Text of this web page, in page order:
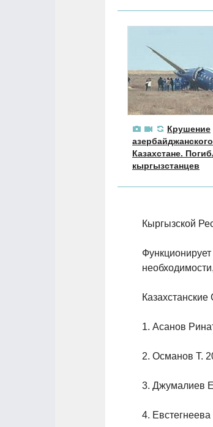
Крушение
Казахстане.
кыргызстанцев
Кыргызской
1. Асанов
2. Османов Т.
3. Джумалиев
4.